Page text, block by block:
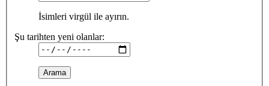
İsimleri virgül ile ayırın.
Şu tarihten yeni olanlar: